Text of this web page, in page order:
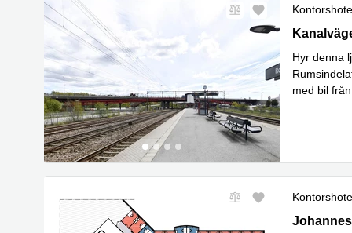
Hyr denna
med bil